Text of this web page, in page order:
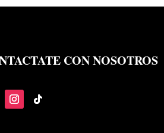
CON NOSOTROS